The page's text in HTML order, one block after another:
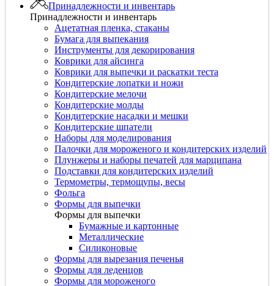
Принадлежности и инвентарь
Принадлежности и инвентарь
Ацетатная пленка, стаканы
Бумага для выпекания
Инструменты для декорирования
Коврики для айсинга
Коврики для выпечки и раскатки теста
Кондитерские лопатки и ножи
Кондитерские мелочи
Кондитерские молды
Кондитерские насадки и мешки
Кондитерские шпатели
Наборы для моделирования
Палочки для мороженого и кондитерских изделий
Плунжеры и наборы печатей для марципана
Подставки для кондитерских изделий
Термометры, термощупы, весы
Фольга
Формы для выпечки
Формы для выпечки
Бумажные и картонные
Металлические
Силиконовые
Формы для вырезания печенья
Формы для леденцов
Формы для мороженого